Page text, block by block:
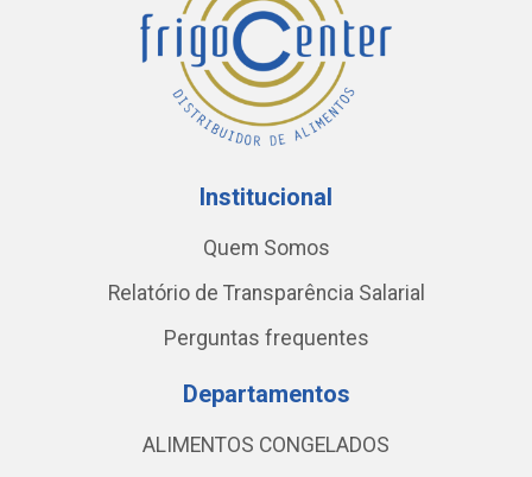
Institucional
Quem Somos
Relatório de Transparência Salarial
Perguntas frequentes
Departamentos
ALIMENTOS CONGELADOS